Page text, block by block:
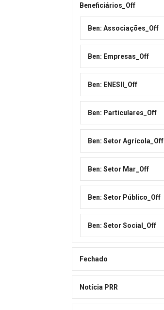
Beneficiários_Off
Ben: Associações_Off
Ben: Empresas_Off
Ben: ENESII_Off
Ben: Particulares_Off
Ben: Setor Agrícola_Off
Ben: Setor Mar_Off
Ben: Setor Público_Off
Ben: Setor Social_Off
Fechado
Notícia PRR